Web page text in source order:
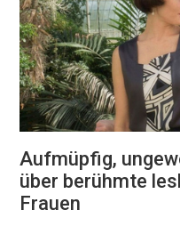
Aufmüpfig,
über berühmte
Frauen